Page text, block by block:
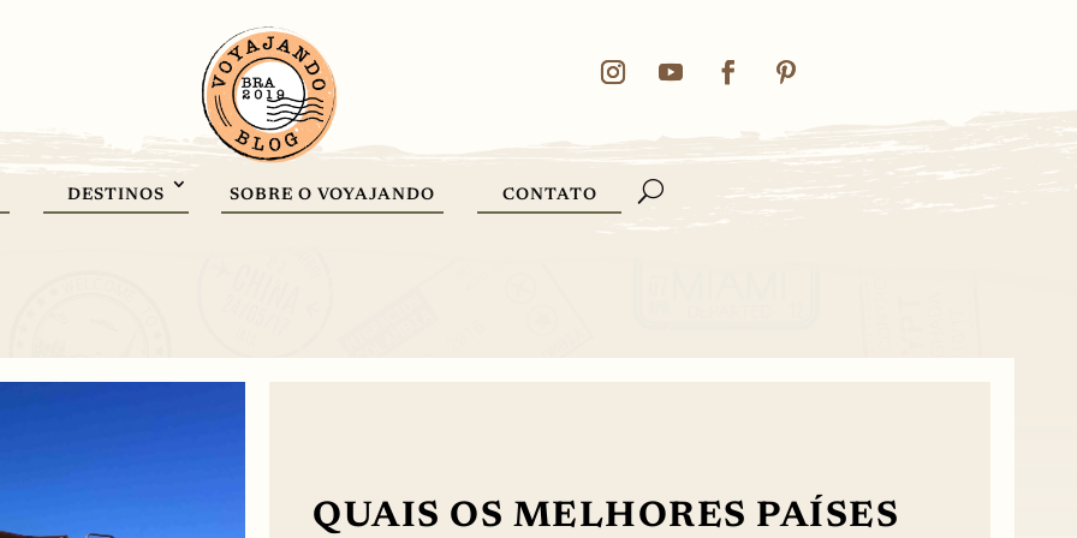
DESTINOS SOBRE O VOYAJANDO CONTATO
QUAIS OS MELHORES PAÍSES